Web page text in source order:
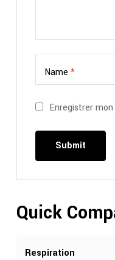
Name *
Enregistrer
Quick
Respiration